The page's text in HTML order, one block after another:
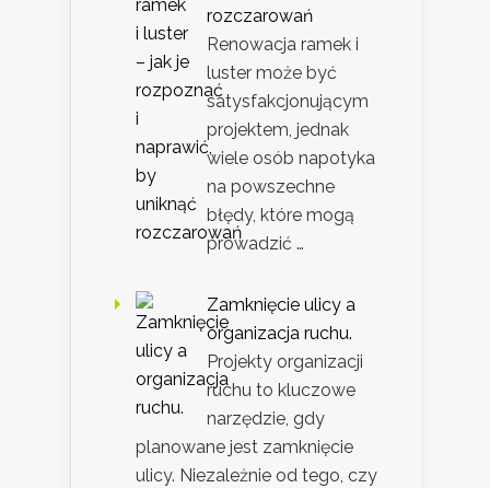
rozczarowań
Renowacja ramek i
luster może być
satysfakcjonującym
projektem, jednak
wiele osób napotyka
na powszechne
błędy, które mogą
prowadzić …
Zamknięcie ulicy a
organizacja ruchu.
Projekty organizacji
ruchu to kluczowe
narzędzie, gdy
planowane jest zamknięcie
ulicy. Niezależnie od tego, czy